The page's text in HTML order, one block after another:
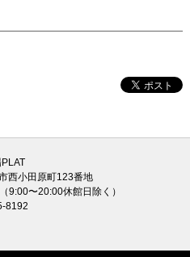
西小田原町123番地
9:00〜20:00休館日除く）
8192